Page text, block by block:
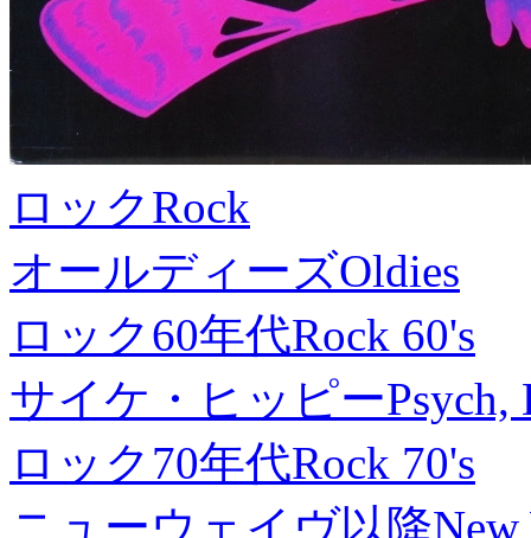
ロックRock
オールディーズOldies
ロック60年代Rock 60's
サイケ・ヒッピーPsych,
ロック70年代Rock 70's
ニューウェイヴ以降New